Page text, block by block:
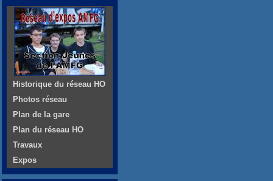
Historique du réseau HO
Photos réseau
Plan de la gare
Plan du réseau HO
Travaux
Expos